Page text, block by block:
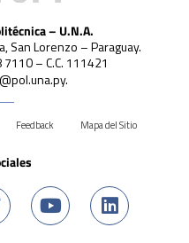
– U.N.A.
San Lorenzo – Paraguay.
– C.C. 111421
Feedback Mapa del Sitio